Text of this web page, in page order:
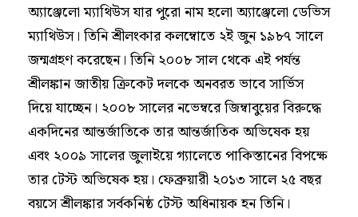
অ্যাঞ্জেলো ম্যাথিউস যার পুরো নাম হলো অ্যাঞ্জেলো ডেভিস
ম্যাথিউস। তিনি শ্রীলংকার কলম্বোতে ২ই জুন ১৯৮৭ সালে
জন্মগ্রহণ করেছেন। তিনি ২০০৮ সাল থেকে এই পর্যন্ত
শ্রীলঙ্কান জাতীয় ক্রিকেট দলকে অনবরত ভাবে সার্ভিস
দিয়ে যাচ্ছেন। ২০০৮ সালের নভেম্বরে জিম্বাবুয়ের বিরুদ্ধে
একদিনের আন্তর্জাতিকে তার আন্তর্জাতিক অভিষেক হয়
এবং ২০০৯ সালের জুলাইয়ে গ্যালেতে পাকিস্তানের বিপক্ষে
তার টেস্ট অভিষেক হয়। ফেব্রুয়ারী ২০১৩ সালে ২৫ বছর
বয়সে শ্রীলঙ্কার সর্বকনিষ্ঠ টেস্ট অধিনায়ক হন তিনি।